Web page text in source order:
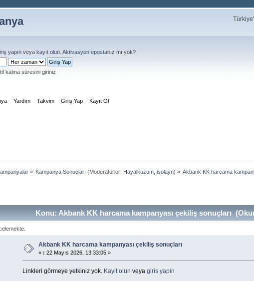
yapın veya kayıt olun Aktivasyon epostanız mı yok?
kalma süresini giriniz
Yardım Takvim Giriş Yap Kayıt Ol
» Kampanya Sonuçları (Moderatörler: Hayalkuzum, isolayn) » Akbank KK harcama
Konu: Akbank KK harcama kampanyası çekiliş sonuçları
Akbank KK harcama kampanyası çekiliş sonuçları
« : 22 Mayıs 2026, 13:33:05 »
Linkleri görmeye yetkiniz yok. Kayit olun veya giris yapin